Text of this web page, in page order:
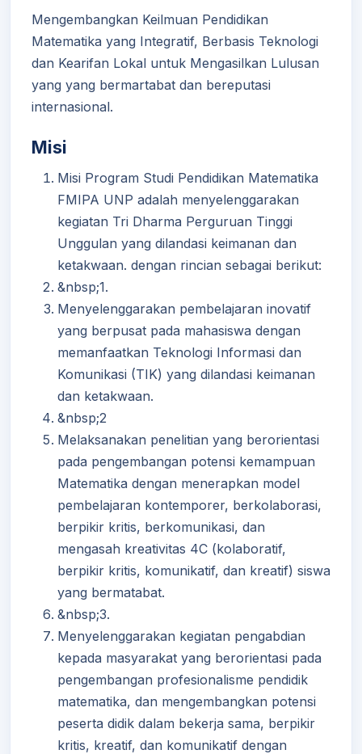
Mengembangkan Keilmuan Pendidikan
Matematika yang Integratif, Berbasis Teknologi
dan Kearifan Lokal untuk Mengasilkan Lulusan
yang yang bermartabat dan bereputasi
internasional.
Misi
Misi Program Studi Pendidikan Matematika
FMIPA UNP adalah menyelenggarakan
kegiatan Tri Dharma Perguruan Tinggi
Unggulan yang dilandasi keimanan dan
ketakwaan. dengan rincian sebagai berikut:
&nbsp;1.
Menyelenggarakan pembelajaran inovatif
yang berpusat pada mahasiswa dengan
memanfaatkan Teknologi Informasi dan
Komunikasi (TIK) yang dilandasi keimanan
dan ketakwaan.
&nbsp;2
Melaksanakan penelitian yang berorientasi
pada pengembangan potensi kemampuan
Matematika dengan menerapkan model
pembelajaran kontemporer, berkolaborasi,
berpikir kritis, berkomunikasi, dan
mengasah kreativitas 4C (kolaboratif,
berpikir kritis, komunikatif, dan kreatif) siswa
yang bermatabat.
&nbsp;3.
Menyelenggarakan kegiatan pengabdian
kepada masyarakat yang berorientasi pada
pengembangan profesionalisme pendidik
matematika, dan mengembangkan potensi
peserta didik dalam bekerja sama, berpikir
kritis, kreatif, dan komunikatif dengan